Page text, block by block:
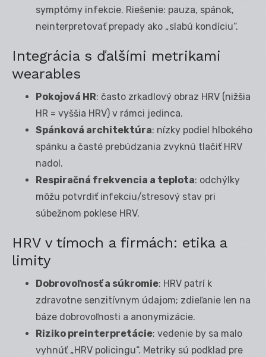
symptómy infekcie. Riešenie: pauza, spánok,
neinterpretovať prepady ako „slabú kondíciu“.
Integrácia s ďalšími metrikami
wearables
Pokojová HR: často zrkadlový obraz HRV (nižšia
HR = vyššia HRV) v rámci jedinca.
Spánková architektúra: nízky podiel hlbokého
spánku a časté prebúdzania zvyknú tlačiť HRV
nadol.
Respiračná frekvencia a teplota: odchýlky
môžu potvrdiť infekciu/stresový stav pri
súbežnom poklese HRV.
HRV v tímoch a firmách: etika a
limity
Dobrovoľnosť a súkromie: HRV patrí k
zdravotne senzitívnym údajom; zdieľanie len na
báze dobrovoľnosti a anonymizácie.
Riziko preinterpretácie: vedenie by sa malo
vyhnúť „HRV policingu“. Metriky sú podklad pre